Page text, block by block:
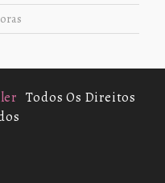
Todos Os Direitos